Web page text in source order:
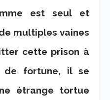
est seul et
multiples vaines
cette prison à
de fortune, il se
étrange tortue